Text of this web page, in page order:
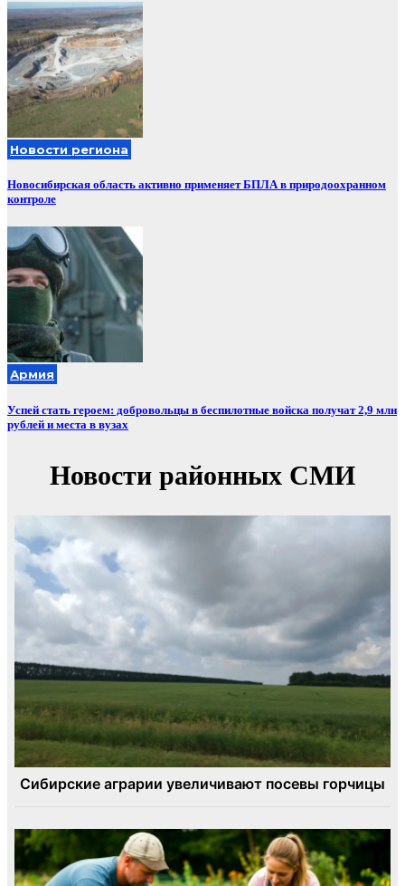
Новости региона
Новосибирская область активно применяет БПЛА в природоохранном
контроле
Армия
Успей стать героем: добровольцы в беспилотные войска получат 2,9 млн
рублей и места в вузах